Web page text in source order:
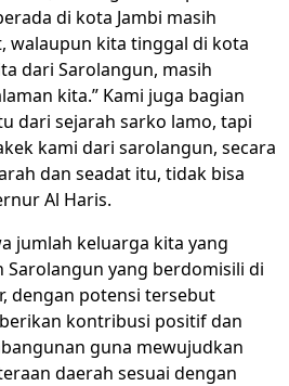
di kota Jambi masih
walaupun kita tinggal di kota
dari Sarolangun, masih
kita.” Kami juga bagian
dari sejarah sarko lamo, tapi
kami dari sarolangun, secara
dan seadat itu, tidak bisa
Al Haris.
jumlah keluarga kita yang
Sarolangun yang berdomisili di
dengan potensi tersebut
kontribusi positif dan
guna mewujudkan
daerah sesuai dengan